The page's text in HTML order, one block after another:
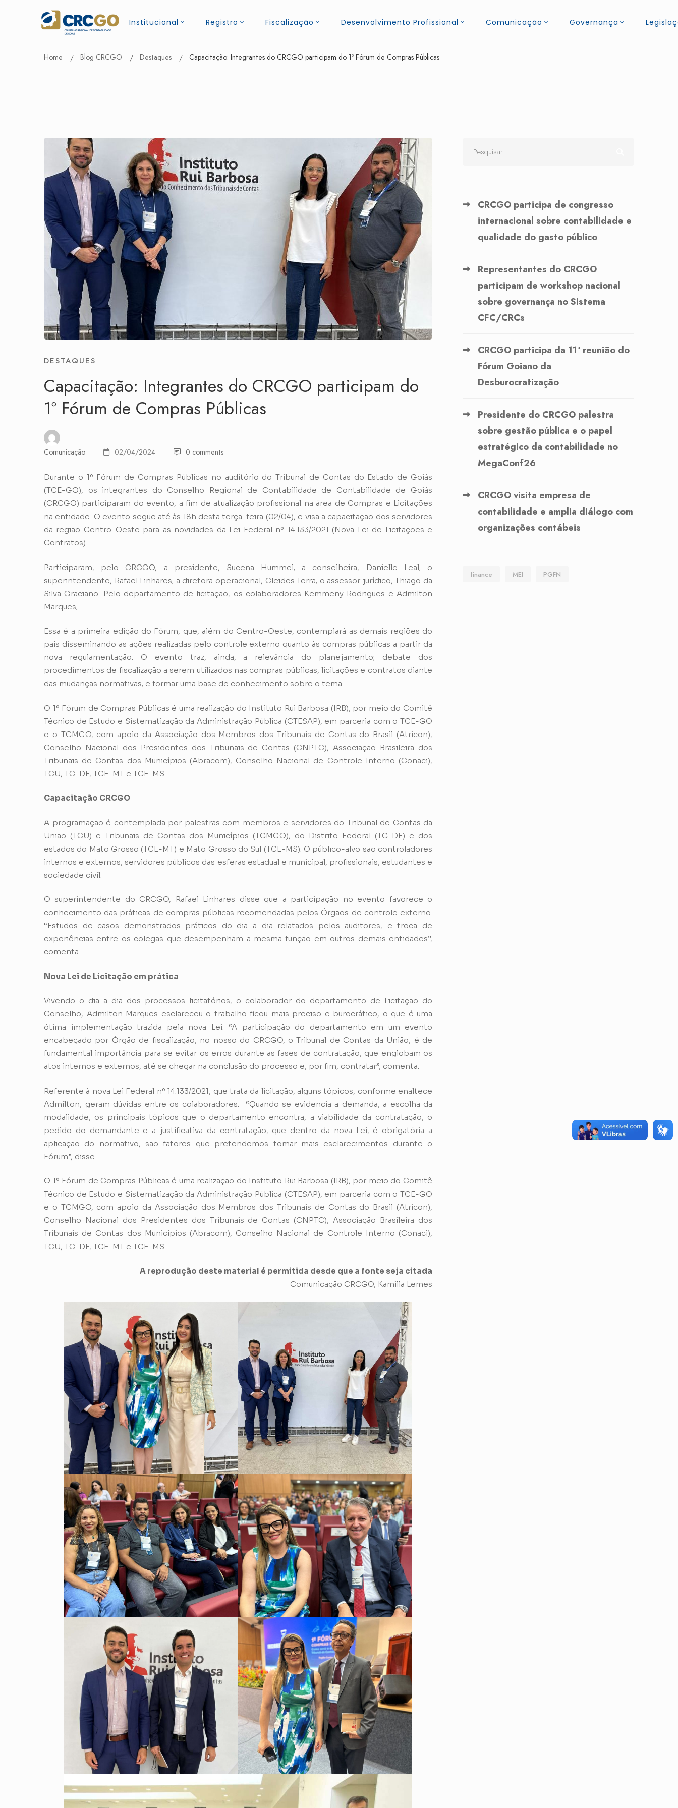
Institucional Registro Fiscalização Desenvolvimento Profissional Comunicação Governança
Home Blog CRCGO Destaques Capacitação: Integrantes do CRCGO participam do 1º Fórum de Compras Públicas
DESTAQUES
Capacitação: Integrantes do CRCGO participam do
1º Fórum de Compras Públicas
Comunicação 02/04/2024 0 comments
Durante o 1º Fórum de Compras Públicas no auditório do Tribunal de Contas do Estado de Goiás
(TCE-GO), os integrantes do Conselho Regional de Contabilidade de Contabilidade de Goiás
(CRCGO) participaram do evento, a fim de atualização profissional na área de Compras e Licitações
na entidade. O evento segue até às 18h desta terça-feira (02/04), e visa a capacitação dos servidores
da região Centro-Oeste para as novidades da Lei Federal nº 14.133/2021 (Nova Lei de Licitações e
Contratos).
Participaram, pelo CRCGO, a presidente, Sucena Hummel; a conselheira, Danielle Leal; o
superintendente, Rafael Linhares; a diretora operacional, Cleides Terra; o assessor jurídico, Thiago da
Silva Graciano. Pelo departamento de licitação, os colaboradores Kemmeny Rodrigues e Admilton
Marques;
Essa é a primeira edição do Fórum, que, além do Centro-Oeste, contemplará as demais regiões do
país disseminando as ações realizadas pelo controle externo quanto às compras públicas a partir da
nova regulamentação. O evento traz, ainda, a relevância do planejamento; debate dos
procedimentos de fiscalização a serem utilizados nas compras públicas, licitações e contratos diante
das mudanças normativas; e formar uma base de conhecimento sobre o tema.
O 1º Fórum de Compras Públicas é uma realização do Instituto Rui Barbosa (IRB), por meio do Comitê
Técnico de Estudo e Sistematização da Administração Pública (CTESAP), em parceria com o TCE-GO
e o TCMGO, com apoio da Associação dos Membros dos Tribunais de Contas do Brasil (Atricon),
Conselho Nacional dos Presidentes dos Tribunais de Contas (CNPTC), Associação Brasileira dos
Tribunais de Contas dos Municípios (Abracom), Conselho Nacional de Controle Interno (Conaci),
TCU, TC-DF, TCE-MT e TCE-MS.
Capacitação CRCGO
A programação é contemplada por palestras com membros e servidores do Tribunal de Contas da
União (TCU) e Tribunais de Contas dos Municípios (TCMGO), do Distrito Federal (TC-DF) e dos
estados do Mato Grosso (TCE-MT) e Mato Grosso do Sul (TCE-MS). O público-alvo são controladores
internos e externos, servidores públicos das esferas estadual e municipal, profissionais, estudantes e
sociedade civil.
O superintendente do CRCGO, Rafael Linhares disse que a participação no evento favorece o
conhecimento das práticas de compras públicas recomendadas pelos Órgãos de controle externo.
“Estudos de casos demonstrados práticos do dia a dia relatados pelos auditores, e troca de
experiências entre os colegas que desempenham a mesma função em outros demais entidades”,
comenta.
Nova Lei de Licitação em prática
Vivendo o dia a dia dos processos licitatórios, o colaborador do departamento de Licitação do
Conselho, Admilton Marques esclareceu o trabalho ficou mais preciso e burocrático, o que é uma
ótima implementação trazida pela nova Lei. “A participação do departamento em um evento
encabeçado por Órgão de fiscalização, no nosso do CRCGO, o Tribunal de Contas da União, é de
fundamental importância para se evitar os erros durante as fases de contratação, que englobam os
atos internos e externos, até se chegar na conclusão do processo e, por fim, contratar”, comenta.
Referente à nova Lei Federal nº 14.133/2021, que trata da licitação, alguns tópicos, conforme enaltece
Admilton, geram dúvidas entre os colaboradores. “Quando se evidencia a demanda, a escolha da
modalidade, os principais tópicos que o departamento encontra, a viabilidade da contratação, o
pedido do demandante e a justificativa da contratação, que dentro da nova Lei, é obrigatória a
aplicação do normativo, são fatores que pretendemos tomar mais esclarecimentos durante o
Fórum”, disse.
O 1º Fórum de Compras Públicas é uma realização do Instituto Rui Barbosa (IRB), por meio do Comitê
Técnico de Estudo e Sistematização da Administração Pública (CTESAP), em parceria com o TCE-GO
e o TCMGO, com apoio da Associação dos Membros dos Tribunais de Contas do Brasil (Atricon),
Conselho Nacional dos Presidentes dos Tribunais de Contas (CNPTC), Associação Brasileira dos
Tribunais de Contas dos Municípios (Abracom), Conselho Nacional de Controle Interno (Conaci),
TCU, TC-DF, TCE-MT e TCE-MS.
A reprodução deste material é permitida desde que a fonte seja citada
Comunicação CRCGO, Kamilla Lemes
CRCGO participa de congresso
internacional sobre contabilidade e
qualidade do gasto público
Representantes do CRCGO
participam de workshop nacional
sobre governança no Sistema
CFC/CRCs
CRCGO participa da 11ª reunião do
Fórum Goiano da
Desburocratização
Presidente do CRCGO palestra
sobre gestão pública e o papel
estratégico da contabilidade no
MegaConf26
CRCGO visita empresa de
contabilidade e amplia diálogo com
organizações contábeis
finance MEI PGFN